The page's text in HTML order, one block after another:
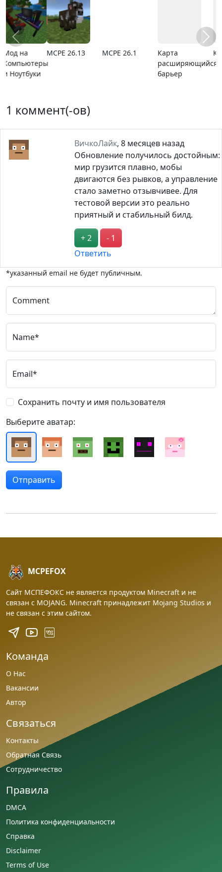
MCPE 26.13 MCPE 26.1
Карта
расширяющийся
Карта ада
1 коммент(-ов)
ВичкоЛайк, 8 месяцев назад
Обновление получилось достойным:
мир грузится плавно, мобы
двигаются без рывков, а управление
стало заметно отзывчивее. Для
тестовой версии это реально
приятный и стабильный билд.
+ 2
- 1
Ответить
*указанный email не будет публичным.
Comment
Name*
Email*
Сохранить почту и имя пользователя
Выберите аватар:
MCPEFOX
Сайт МСПЕФОКС не является продуктом Minecraft и не
связан с MOJANG. Minecraft принадлежит Mojang Studios и
не связан с этим сайтом.
Команда
О Нас
Вакансии
Автор
Связаться
Контакты
Обратная Связь
Сотрудничество
Правила
DMCA
Политика конфиденциальности
Справка
Disclaimer
Terms of Use